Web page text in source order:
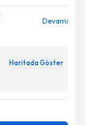
Devamı
Haritada Göster